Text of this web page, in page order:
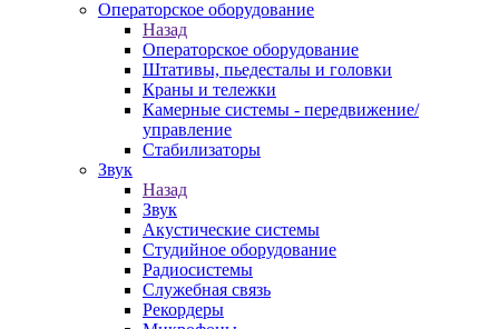
Операторское оборудование
Назад
Операторское оборудование
Штативы, пьедесталы и головки
Краны и тележки
Камерные системы - передвижение/
управление
Стабилизаторы
Звук
Назад
Звук
Акустические системы
Студийное оборудование
Радиосистемы
Служебная связь
Рекордеры